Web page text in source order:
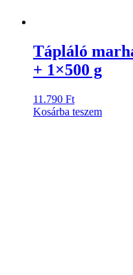
Tápláló
+ 1×500 g
11.790 Ft
Kosárba teszem